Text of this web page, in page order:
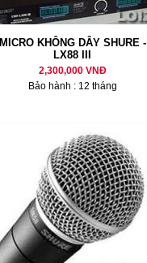
MICRO KHÔNG DÂY SHURE -
LX88 III
2,300,000 VNĐ
Bảo hành : 12 tháng